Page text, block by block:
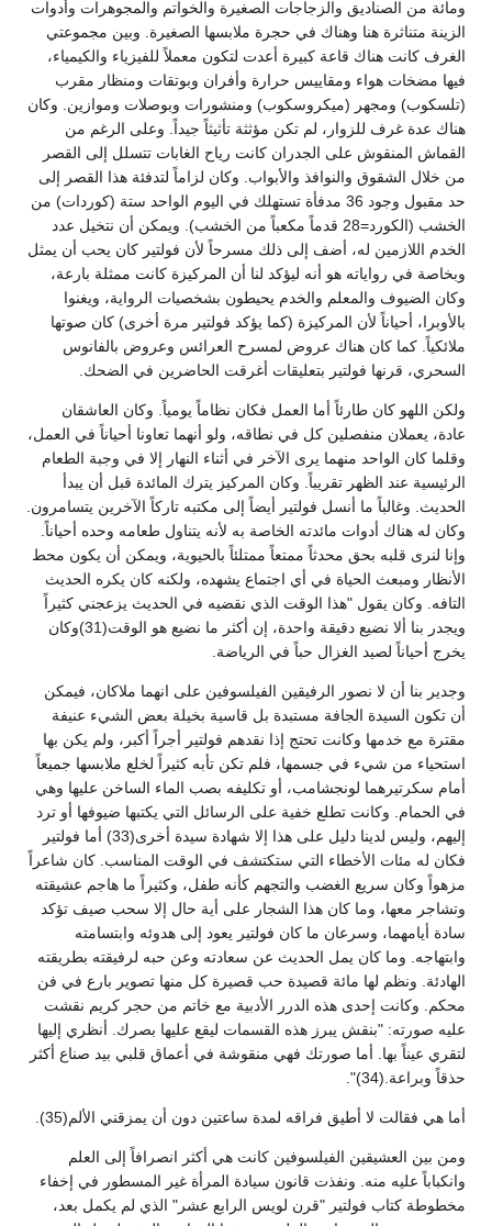
ومائة من الصناديق والزجاجات الصغيرة والخواتم والمجوهرات وأدوات
الزينة متناثرة هنا وهناك في حجرة ملابسها الصغيرة. وبين مجموعتي
الغرف كانت هناك قاعة كبيرة أعدت لتكون معملاً للفيزياء والكيمياء،
فيها مضخات هواء ومقاييس حرارة وأفران وبوتقات ومنظار مقرب
(تلسكوب) ومجهر (ميكروسكوب) ومنشورات وبوصلات وموازين. وكان
هناك عدة غرف للزوار، لم تكن مؤثثة تأثيثاً جيداً. وعلى الرغم من
القماش المنقوش على الجدران كانت رياح الغابات تتسلل إلى القصر
من خلال الشقوق والنوافذ والأبواب. وكان لزاماً لتدفئة هذا القصر إلى
حد مقبول وجود 36 مدفأة تستهلك في اليوم الواحد ستة (كوردات) من
الخشب (الكورد=28 قدماً مكعباً من الخشب). ويمكن أن نتخيل عدد
الخدم اللازمين له، أضف إلى ذلك مسرحاً لأن فولتير كان يحب أن يمثل
وبخاصة في رواياته هو أنه ليؤكد لنا أن المركيزة كانت ممثلة بارعة،
وكان الضيوف والمعلم والخدم يحيطون بشخصيات الرواية، ويغنوا
بالأوبرا، أحياناً لأن المركيزة (كما يؤكد فولتير مرة أخرى) كان صوتها
ملائكياً. كما كان هناك عروض لمسرح العرائس وعروض بالفانوس
السحري، قرنها فولتير بتعليقات أغرقت الحاضرين في الضحك.
ولكن اللهو كان طارئاً أما العمل فكان نظاماً يومياً. وكان العاشقان
عادة، يعملان منفصلين كل في نطاقه، ولو أنهما تعاونا أحياناً في العمل،
وقلما كان الواحد منهما يرى الآخر في أثناء النهار إلا في وجبة الطعام
الرئيسية عند الظهر تقريباً. وكان المركيز يترك المائدة قبل أن يبدأ
الحديث. وغالباً ما أنسل فولتير أيضاً إلى مكتبه تاركاً الآخرين يتسامرون.
وكان له هناك أدوات مائدته الخاصة به لأنه يتناول طعامه وحده أحياناً.
وإنا لنرى قلبه بحق محدثاً ممتعاً ممتلئاً بالحيوية، ويمكن أن يكون محط
الأنظار ومبعث الحياة في أي اجتماع يشهده، ولكنه كان يكره الحديث
التافه. وكان يقول "هذا الوقت الذي نقضيه في الحديث يزعجني كثيراً
ويجدر بنا ألا نضيع دقيقة واحدة، إن أكثر ما نضيع هو الوقت(31)وكان
يخرج أحياناً لصيد الغزال حباً في الرياضة.
وجدير بنا أن لا نصور الرفيقين الفيلسوفين على انهما ملاكان، فيمكن
أن تكون السيدة الجافة مستبدة بل قاسية بخيلة بعض الشيء عنيفة
مقترة مع خدمها وكانت تحتج إذا نقدهم فولتير أجراً أكبر، ولم يكن بها
استحياء من شيء في جسمها، فلم تكن تأبه كثيراً لخلع ملابسها جميعاً
أمام سكرتيرهما لونجشامب، أو تكليفه بصب الماء الساخن عليها وهي
في الحمام. وكانت تطلع خفية على الرسائل التي يكتبها ضيوفها أو ترد
إليهم، وليس لدينا دليل على هذا إلا شهادة سيدة أخرى(33) أما فولتير
فكان له مئات الأخطاء التي ستكتشف في الوقت المناسب. كان شاعراً
مزهواً وكان سريع الغضب والتجهم كأنه طفل، وكثيراً ما هاجم عشيقته
وتشاجر معها، وما كان هذا الشجار على أية حال إلا سحب صيف تؤكد
سادة أيامهما، وسرعان ما كان فولتير يعود إلى هدوئه وابتسامته
وابتهاجه. وما كان يمل الحديث عن سعادته وعن حبه لرفيقته بطريقته
الهادئة. ونظم لها مائة قصيدة حب قصيرة كل منها تصوير بارع في فن
محكم. وكانت إحدى هذه الدرر الأدبية مع خاتم من حجر كريم نقشت
عليه صورته: "بنقش يبرز هذه القسمات ليقع عليها بصرك. أنظري إليها
لتقري عيناً بها. أما صورتك فهي منقوشة في أعماق قلبي بيد صناع أكثر
حذقاً وبراعة.(34)".
أما هي فقالت لا أطيق فراقه لمدة ساعتين دون أن يمزقني الألم(35).
ومن بين العشيقين الفيلسوفين كانت هي أكثر انصرافاً إلى العلم
وانكباباً عليه منه. ونفذت قانون سيادة المرأة غير المسطور في إخفاء
مخطوطة كتاب فولتير "قرن لويس الرابع عشر" الذي لم يكمل بعد،